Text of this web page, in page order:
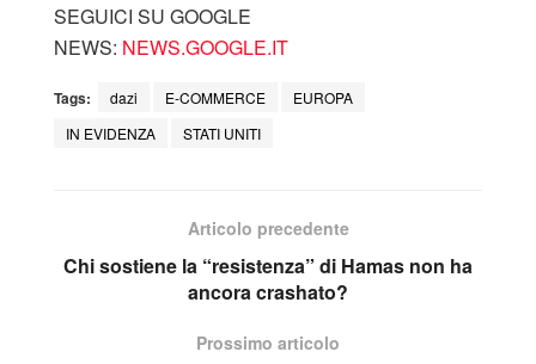
SEGUICI SU GOOGLE
NEWS: NEWS.GOOGLE.IT
Tags: dazi E-COMMERCE
EUROPA
IN EVIDENZA
STATI UNITI
Articolo precedente
Chi sostiene la “resistenza” di Hamas non ha
ancora crashato?
Prossimo articolo